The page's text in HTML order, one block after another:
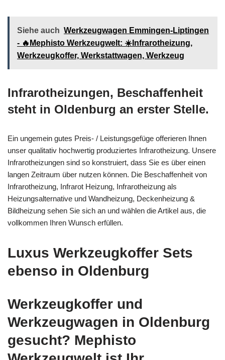
Siehe auch Werkzeugwagen Emmingen-Liptingen
- 🔥Mephisto Werkzeugwelt: ☀️Infrarotheizung,
Werkzeugkoffer, Werkstattwagen, Werkzeug
Infrarotheizungen, Beschaffenheit
steht in Oldenburg an erster Stelle.
Ein ungemein gutes Preis- / Leistungsgefüge offerieren Ihnen
unser qualitativ hochwertig produziertes Infrarotheizung. Unsere
Infrarotheizungen sind so konstruiert, dass Sie es über einen
langen Zeitraum über nutzen können. Die Beschaffenheit von
Infrarotheizung, Infrarot Heizung, Infrarotheizung als
Heizungsalternative und Wandheizung, Deckenheizung &
Bildheizung sehen Sie sich an und wählen die Artikel aus, die
vollkommen Ihren Wunsch erfüllen.
Luxus Werkzeugkoffer Sets
ebenso in Oldenburg
Werkzeugkoffer und
Werkzeugwagen in Oldenburg
gesucht? Mephisto